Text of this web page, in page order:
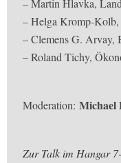
– Martin Hlavka,
– Helga Kromp-
– Clemens G. Arvay,
– Roland Tichy,
Moderation: Michael
Zur Talk im Hangar